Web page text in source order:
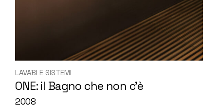
LAVABI E SISTEMI
ONE: il Bagno che non c’è
2008